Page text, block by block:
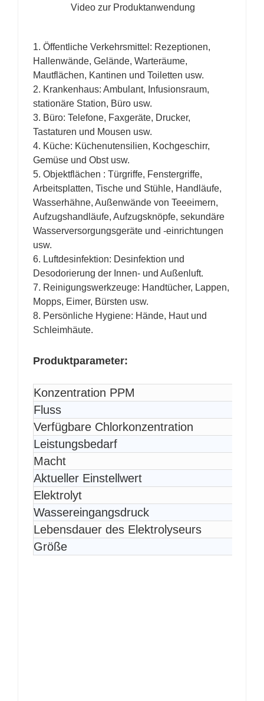
Video zur Produktanwendung
1. Öffentliche Verkehrsmittel: Rezeptionen,
Hallenwände, Gelände, Warteräume,
Mautflächen, Kantinen und Toiletten usw.
2. Krankenhaus: Ambulant, Infusionsraum,
stationäre Station, Büro usw.
3. Büro: Telefone, Faxgeräte, Drucker,
Tastaturen und Mousen usw.
4. Küche: Küchenutensilien, Kochgeschirr,
Gemüse und Obst usw.
5. Objektflächen : Türgriffe, Fenstergriffe,
Arbeitsplatten, Tische und Stühle, Handläufe,
Wasserhähne, Außenwände von Teeeimern,
Aufzugshandläufe, Aufzugsknöpfe, sekundäre
Wasserversorgungsgeräte und -einrichtungen
usw.
6. Luftdesinfektion: Desinfektion und
Desodorierung der Innen- und Außenluft.
7. Reinigungswerkzeuge: Handtücher, Lappen,
Mopps, Eimer, Bürsten usw.
8. Persönliche Hygiene: Hände, Haut und
Schleimhäute.
Produktparameter:
Konzentration PPM
Fluss
Verfügbare Chlorkonzentration
Leistungsbedarf
Macht
Aktueller Einstellwert
Elektrolyt
Wassereingangsdruck
Lebensdauer des Elektrolyseurs
Größe